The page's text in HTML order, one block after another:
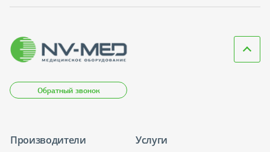
Обратный звонок
Производители
Услуги